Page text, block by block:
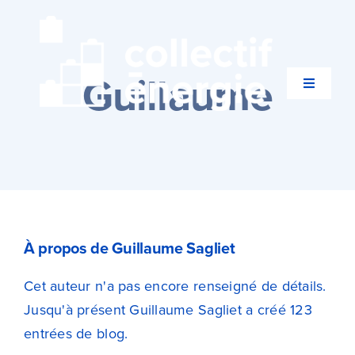
Toggle
Expertises
Agences
Guillaume
À propos deGuillaume Sagliet
Cet auteur n'a pas encore renseigné de détails.
Jusqu'à présent Guillaume Sagliet a créé 123
entrées de blog.